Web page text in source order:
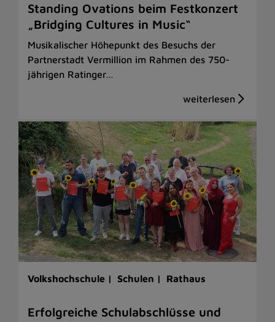
Standing Ovations beim Festkonzert
„Bridging Cultures in Music“
Musikalischer Höhepunkt des Besuchs der
Partnerstadt Vermillion im Rahmen des 750-
jährigen Ratinger…
Volkshochschule | Schulen | Rathaus
Erfolgreiche Schulabschlüsse und